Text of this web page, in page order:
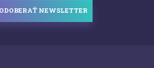
ODOBERAŤ NEWSLETTER